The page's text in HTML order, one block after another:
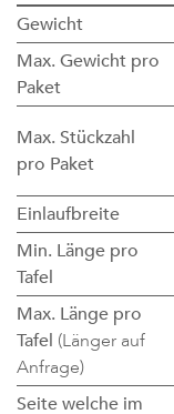
Gewicht
Max. Gewicht pro
Paket
Max. Stückzahl
pro Paket
Einlaufbreite
Min. Länge pro
Tafel
Max. Länge pro
Tafel (Länger auf
Anfrage)
Seite welche im